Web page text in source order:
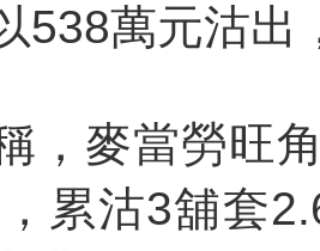
538萬元沽
，麥當勞旺
累沽3舖套